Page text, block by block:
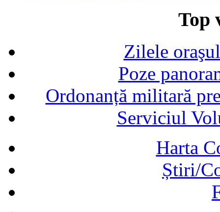
Top
Zilele
Poze
Ordonanță militară
Serviciul
Harta
Știri/